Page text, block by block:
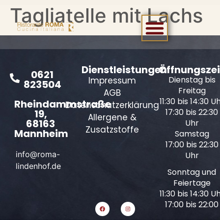
Tagliatelle mit Lachs
0621
823504
Rheindammstraße
19,
68163
Mannheim
info@roma-
lindenhof.de
Dienstleistungen
Impressum
AGB
Datenschutzerklärung
Allergene &
Zusatzstoffe
Dienstag bis
Freitag
11:30 bis 14:30
17:30 bis 22:30
Uhr
Samstag
17:00 bis 22:30
Uhr
Sonntag und
Feiertage
11:30 bis 14:30
17:00 bis 22:00